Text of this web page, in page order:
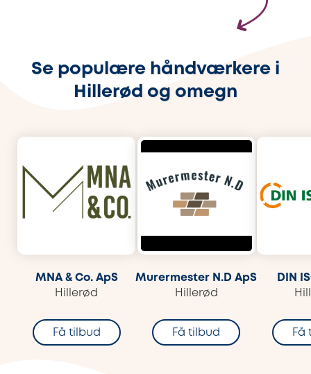
Se populære håndværkere i
Hillerød og omegn
MNA & Co. ApS
Hillerød
Få tilbud
Murermester N.D ApS
Hillerød
Få tilbud
DIN
Få